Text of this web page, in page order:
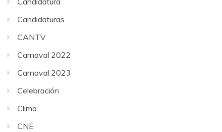
Candidaturas
CANTV
Carnaval 2022
Carnaval 2023
Celebración
Clima
CNE